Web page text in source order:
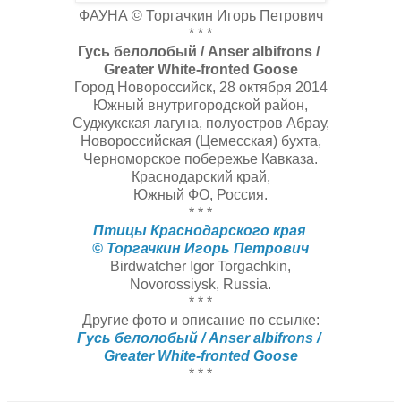
ФАУНА © Торгачкин Игорь Петрович
* * *
Гусь белолобый / Anser albifrons /
Greater White-fronted Goose
Город Новороссийск, 28 октября 2014
Южный внутригородской район,
Суджукская лагуна, полуостров Абрау,
Новороссийская (Цемесская) бухта,
Черноморское побережье Кавказа.
Краснодарский край,
Южный ФО, Россия.
* * *
Птицы Краснодарского края
© Торгачкин Игорь Петрович
Birdwatcher Igor Torgachkin,
Novorossiysk, Russia.
* * *
Другие фото и описание по ссылке:
Гусь белолобый / Anser albifrons /
Greater White-fronted Goose
* * *